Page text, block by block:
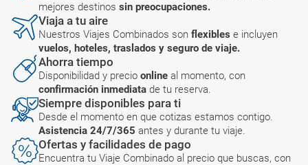
mejores destinos sin preocupaciones.
Viaja a tu aire
Nuestros Viajes Combinados son flexibles e incluyen
vuelos, hoteles, traslados y seguro de viaje.
Ahorra tiempo
Disponibilidad y precio online al momento, con
confirmación inmediata de tu reserva.
Siempre disponibles para ti
Desde el momento en que cotizas estamos contigo.
Asistencia 24/7/365 antes y durante tu viaje.
Ofertas y facilidades de pago
Encuentra tu Viaje Combinado al precio que buscas, con